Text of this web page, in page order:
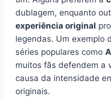
dublagem, enquanto
experiência original
legendas. Um exemplo
séries populares como
muitos fãs defendem a
causa da intensidade
originais.